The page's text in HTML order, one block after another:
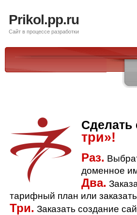
Prikol.pp.ru
Сайт в процессе разработки
Сделать
три»!
Раз.
доменное
Два.
тарифный план или
Три. Заказать создание